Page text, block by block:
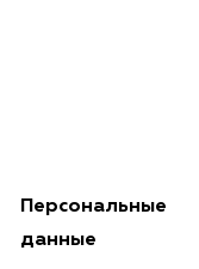
Персональные
данные